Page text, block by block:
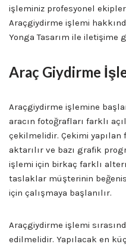
işleminiz profesyonel ekipler
Araçgiydirme işlemi
Yonga Tasarım ile iletişime
Araç Giydirme
Araçgiydirme işlemine
aracın fotoğrafları farklı
çekilmelidir. Çekimi
aktarılır ve bazı grafik
işlemi için birkaç farklı
taslaklar müşterinin
için çalışmaya başlanılır.
Araçgiydirme işlemi
edilmelidir. Yapılacak en